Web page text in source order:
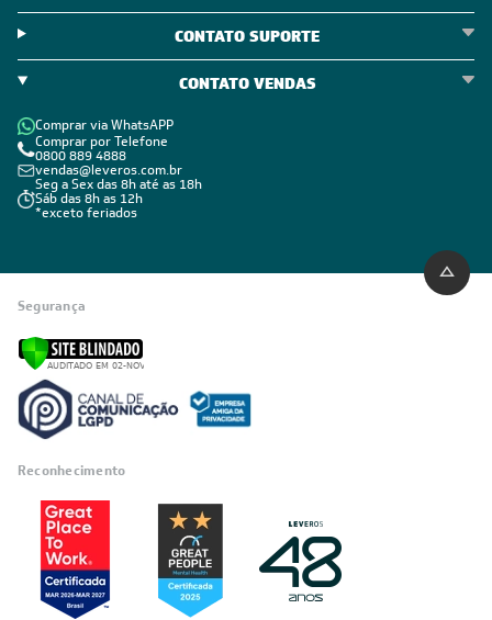
CONTATO SUPORTE
CONTATO VENDAS
Comprar via WhatsAPP
Comprar por Telefone
0800 889 4888
vendas@leveros.com.br
Seg a Sex das 8h até as 18h
Sáb das 8h as 12h
*exceto feriados
Segurança
Reconhecimento